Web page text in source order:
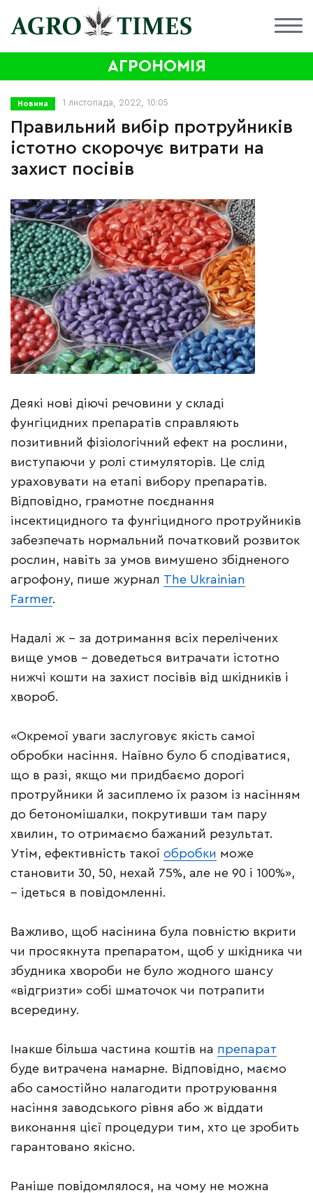
АГРОНОМІЯ
Новина 1 листопада, 2022, 10:05
Правильний вибір протруйників
істотно скорочує витрати на
захист посівів
Деякі нові діючі речовини у складі
фунгіцидних препаратів справляють
позитивний фізіологічний ефект на рослини,
виступаючи у ролі стимуляторів. Це слід
ураховувати на етапі вибору препаратів.
Відповідно, грамотне поєднання
інсектицидного та фунгіцидного протруйників
забезпечать нормальний початковий розвиток
рослин, навіть за умов вимушено збідненого
агрофону, пише журнал The Ukrainian
Farmer.
Надалі ж – за дотримання всіх перелічених
вище умов – доведеться витрачати істотно
нижчі кошти на захист посівів від шкідників і
хвороб.
«Окремої уваги заслуговує якість самої
обробки насіння. Наївно було б сподіватися,
що в разі, якщо ми придбаємо дорогі
протруйники й засиплемо їх разом із насінням
до бетономішалки, покрутивши там пару
хвилин, то отримаємо бажаний результат.
Утім, ефективність такої обробки може
становити 30, 50, нехай 75%, але не 90 і 100%»,
– ідеться в повідомленні.
Важливо, щоб насінина була повністю вкрити
чи просякнута препаратом, щоб у шкідника чи
збудника хвороби не було жодного шансу
«відгризти» собі шматочок чи потрапити
всередину.
Інакше більша частина коштів на препарат
буде витрачена намарне. Відповідно, маємо
або самостійно налагодити протруювання
насіння заводського рівня або ж віддати
виконання цієї процедури тим, хто це зробить
гарантовано якісно.
Раніше повідомлялося, на чому не можна